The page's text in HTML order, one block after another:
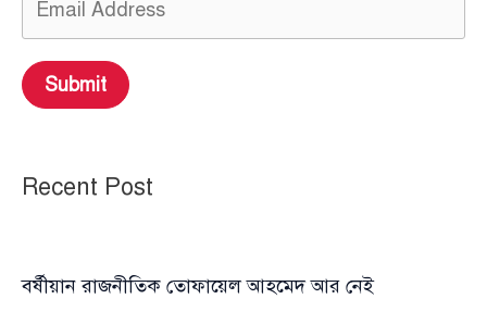
Submit
Recent Post
বর্ষীয়ান রাজনীতিক তোফায়েল আহমেদ আর নেই